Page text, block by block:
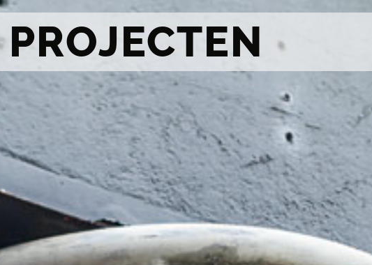
PROJECTEN